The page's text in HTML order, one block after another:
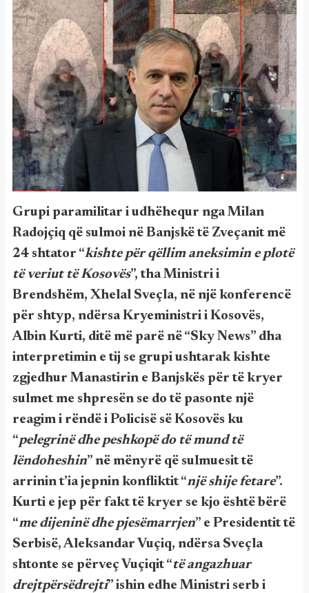
Grupi paramilitar i udhëhequr nga Milan
Radojçiq që sulmoi në Banjskë të Zveçanit më
24 shtator “kishte për qëllim aneksimin e plotë
të veriut të Kosovës”, tha Ministri i
Brendshëm, Xhelal Sveçla, në një konferencë
për shtyp, ndërsa Kryeministri i Kosovës,
Albin Kurti, ditë më parë në “Sky News” dha
interpretimin e tij se grupi ushtarak kishte
zgjedhur Manastirin e Banjskës për të kryer
sulmet me shpresën se do të pasonte një
reagim i rëndë i Policisë së Kosovës ku
“pelegrinë dhe peshkopë do të mund të
lëndoheshin” në mënyrë që sulmuesit të
arrinin t’ia jepnin konfliktit “një shije fetare”.
Kurti e jep për fakt të kryer se kjo është bërë
“me dijeninë dhe pjesëmarrjen” e Presidentit të
Serbisë, Aleksandar Vuçiq, ndërsa Sveçla
shtonte se përveç Vuçiqit “të angazhuar
drejtpërsëdrejti” ishin edhe Ministri serb i